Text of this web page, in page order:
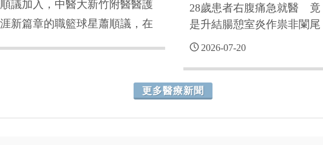
議加入，中醫大新竹附醫醫護
新篇章的職籃球星蕭順議，在
28歲患者右腹痛急就醫 竟
是升結腸憩室炎作祟非闌尾
炎
2026-07-20
更多醫療新聞